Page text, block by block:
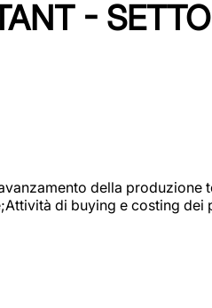
-
della
di buying e costing